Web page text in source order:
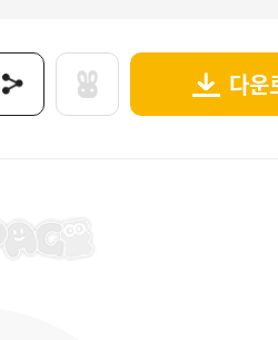
다운
이세로배너, 문구점, 문구점놀이, 문구점가